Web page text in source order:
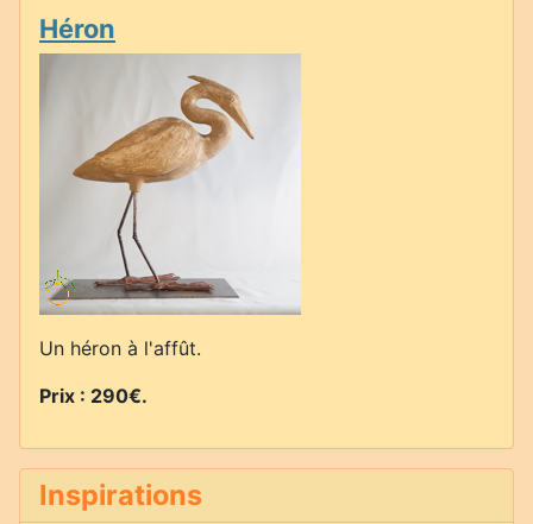
Héron
Un héron à l'affût.
Prix : 290€.
Inspirations